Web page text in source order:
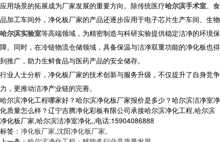
​ 应用场景的拓展成为厂家发展的重要方向。除传统医疗哈尔滨手术室、食
品加工车间外，净化板厂家的产品还逐步应用于电子芯片生产车间、生物
哈尔滨实验室等高端领域，为精密制造与科研实验提供稳定洁净的环境保
障。同时，在冷链物流仓储领域，具备保温与洁净双重功能的净化板也得
到推广，助力生鲜食品与医药产品的安全储存。​
行业人士分析，净化板厂家的技术创新与服务升级，不仅提升了自身竞争
力，更推动洁净产业链的完善。
哈尔滨净化工程哪家好？哈尔滨净化板厂家报价是多少？哈尔滨洁净室净
化质量怎么样？辽宁吉腾净化彩板有限公司承接哈尔滨净化工程,哈尔滨
净化板厂家,哈尔滨洁净室净化,,电话:15904086888
标签： 净化板厂家,沈阳净化板厂家,